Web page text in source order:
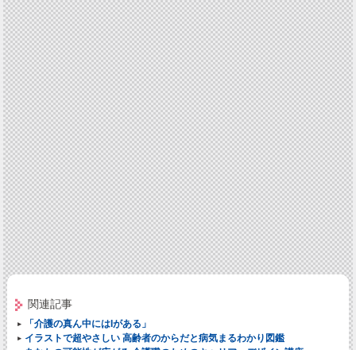
関連記事
「介護の真ん中にはIがある」
イラストで超やさしい 高齢者のからだと病気まるわかり図鑑